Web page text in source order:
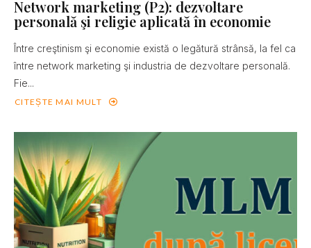
Network marketing (P2): dezvoltare
personală şi religie aplicată în economie
Între creştinism şi economie există o legătură strânsă, la fel ca
între network marketing şi industria de dezvoltare personală.
Fie...
CITEȘTE MAI MULT